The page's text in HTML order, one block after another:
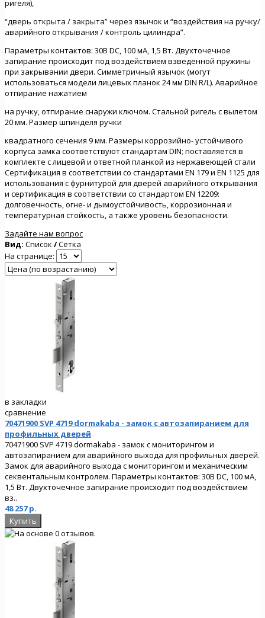
ригеля),
“дверь открыта / закрыта” через язычок и “воздействия на ручку/
аварийного открывания / контроль цилиндра”.
Параметры контактов: 30В DC, 100 мА, 1,5 Вт. Двухточечное
запирание происходит под воздействием взведенной пружины
при закрывании двери. Симметричный язычок (могут
использоваться модели лицевых планок 24 мм DIN R/L). Аварийное
отпирание нажатием
на ручку, отпирание снаружи ключом. Стальной ригель с вылетом
20 мм. Размер шпинделя ручки
квадратного сечения 9 мм. Размеры коррозийно- устойчивого
корпуса замка соответствуют стандартам DIN; поставляется в
комплекте с лицевой и ответной планкой из нержавеющей стали
Сертификация в соответствии со стандартами EN 179 и EN 1125 для
использования с фурнитурой для дверей аварийного открывания
и сертификация в соответствии со стандартом EN 12209:
долговечность, огне- и дымоустойчивость, коррозионная и
температурная стойкость, а также уровень безопасности.
Задайте нам вопрос
Вид: Список /Сетка
На странице:
в закладки
сравнение
70471900 SVP 4719 dormakaba - замок с автозапиранием для
профильных дверей
70471900 SVP 4719 dormakaba - замок с мониторингом и
автозапиранием для аварийного выхода для профильных дверей.
Замок для аварийного выхода с мониторингом и механическим
секвентальным контролем. Параметры контактов: 30В DC, 100 мА,
1,5 Вт. Двухточечное запирание происходит под воздействием
вз..
48 257 р.